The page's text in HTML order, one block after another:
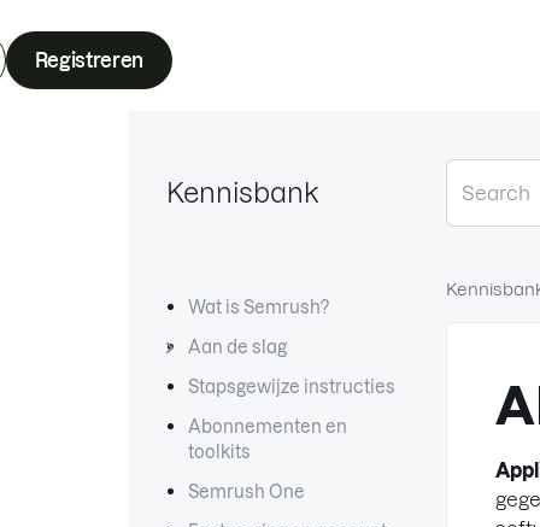
Registreren
Kennisbank
Wat is Semrush?
Aan de slag
Stapsgewijze instructies
Abonnementen en
toolkits
Semrush One